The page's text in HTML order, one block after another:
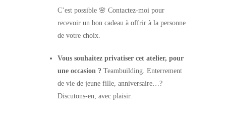
C’est possible 🌸 Contactez-moi pour
recevoir un bon cadeau à offrir à la personne
de votre choix.
Vous souhaitez privatiser cet atelier, pour
une occasion ? Teambuilding. Enterrement
de vie de jeune fille, anniversaire…?
Discutons-en, avec plaisir.